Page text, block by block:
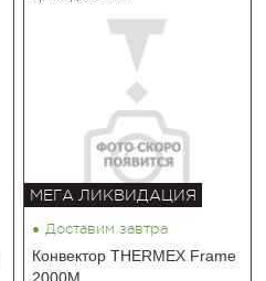
МЕГА ЛИКВИДАЦИЯ
• Доставим завтра
Конвектор THERMEX Frame